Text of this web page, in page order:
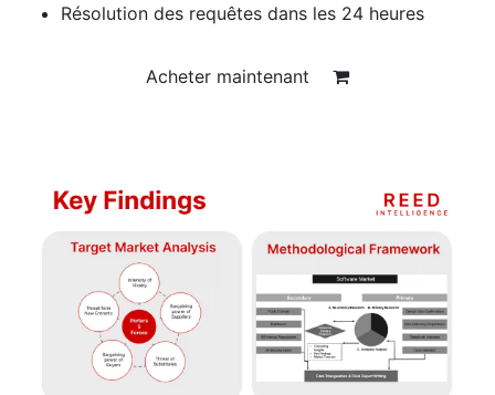
Résolution des requêtes dans les 24 heures
Acheter maintenant